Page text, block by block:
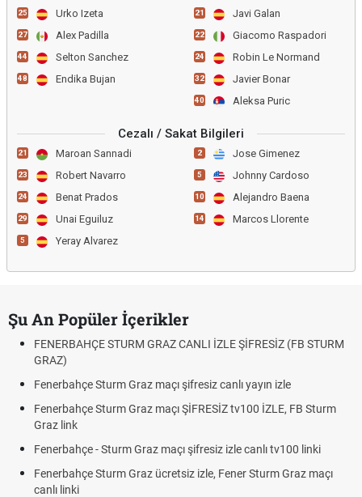
25 Urko Izeta
27 Alex Padilla
44 Selton Sanchez
48 Endika Bujan
21 Javi Galan
22 Giacomo Raspadori
24 Robin Le Normand
32 Javier Bonar
40 Aleksa Puric
Cezalı / Sakat Bilgileri
21 Maroan Sannadi
23 Robert Navarro
24 Benat Prados
29 Unai Eguiluz
5 Yeray Alvarez
2 Jose Gimenez
5 Johnny Cardoso
10 Alejandro Baena
14 Marcos Llorente
Şu An Popüler İçerikler
FENERBAHÇE STURM GRAZ CANLI İZLE ŞİFRESİZ (FB STURM
GRAZ)
Fenerbahçe Sturm Graz maçı şifresiz canlı yayın izle
Fenerbahçe Sturm Graz maçı ŞİFRESİZ tv100 İZLE, FB Sturm
Graz link
Fenerbahçe - Sturm Graz maçı şifresiz izle canlı tv100 linki
Fenerbahçe Sturm Graz ücretsiz izle, Fener Sturm Graz maçı
canlı linki